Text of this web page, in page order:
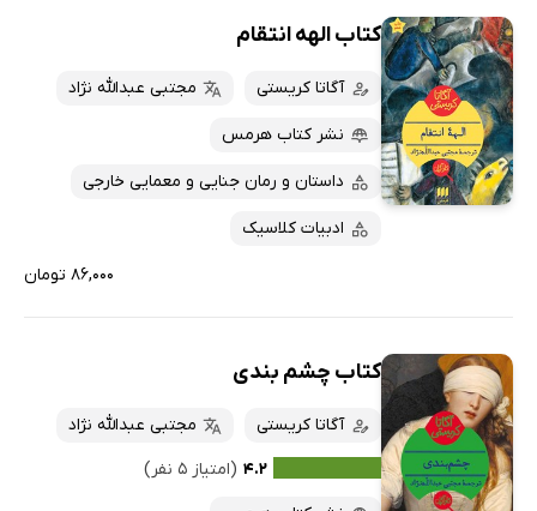
کتاب الهه انتقام
آگاتا کریستی مجتبی عبدالله نژاد
نشر کتاب هرمس
داستان و رمان جنایی و معمایی خارجی
ادبیات کلاسیک
۸۶,۰۰۰ تومان
کتاب چشم بندی
آگاتا کریستی
مجتبی عبدالله نژاد
۴.۲ (امتیاز ۵ نفر)